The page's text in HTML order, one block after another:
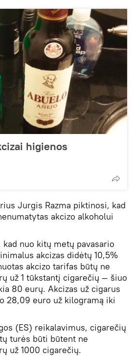
higienos
Jurgis Razma piktinosi, kad
akcizo alkoholui
kad nuo kitų metų pavasario
akcizas didėtų 10,5%
akcizo tarifas būtų ne
už 1 tūkstantį cigarečių — šiuo
80 eurų. Akcizas už cigarus
28,09 euro už kilogramą iki
(ES) reikalavimus, cigarečių
turės būti būtent ne
už 1000 cigarečių.